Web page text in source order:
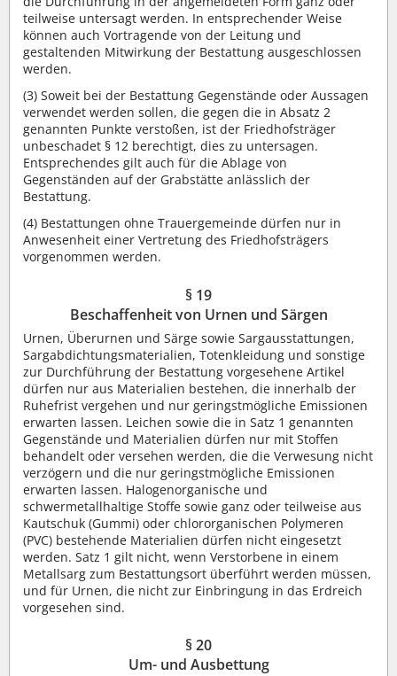
teilweise untersagt werden. In entsprechender Weise
können auch Vortragende von der Leitung und
gestaltenden Mitwirkung der Bestattung ausgeschlossen
werden.
(3) Soweit bei der Bestattung Gegenstände oder Aussagen
verwendet werden sollen, die gegen die in Absatz 2
genannten Punkte verstoßen, ist der Friedhofsträger
unbeschadet § 12 berechtigt, dies zu untersagen.
Entsprechendes gilt auch für die Ablage von
Gegenständen auf der Grabstätte anlässlich der
Bestattung.
(4) Bestattungen ohne Trauergemeinde dürfen nur in
Anwesenheit einer Vertretung des Friedhofsträgers
vorgenommen werden.
§ 19
Beschaffenheit von Urnen und Särgen
Urnen, Überurnen und Särge sowie Sargausstattungen,
Sargabdichtungsmaterialien, Totenkleidung und sonstige
zur Durchführung der Bestattung vorgesehene Artikel
dürfen nur aus Materialien bestehen, die innerhalb der
Ruhefrist vergehen und nur geringstmögliche Emissionen
erwarten lassen. Leichen sowie die in Satz 1 genannten
Gegenstände und Materialien dürfen nur mit Stoffen
behandelt oder versehen werden, die die Verwesung nicht
verzögern und die nur geringstmögliche Emissionen
erwarten lassen. Halogenorganische und
schwermetallhaltige Stoffe sowie ganz oder teilweise aus
Kautschuk (Gummi) oder chlororganischen Polymeren
(PVC) bestehende Materialien dürfen nicht eingesetzt
werden. Satz 1 gilt nicht, wenn Verstorbene in einem
Metallsarg zum Bestattungsort überführt werden müssen,
und für Urnen, die nicht zur Einbringung in das Erdreich
vorgesehen sind.
§ 20
Um- und Ausbettung